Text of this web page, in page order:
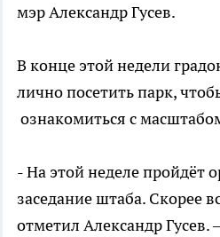
мэр Александр Гусев.
В конце этой недели
лично посетить парк,
ознакомиться с
- На этой неделе пройдёт
заседание штаба. Скорее
отметил Александр Гусев.